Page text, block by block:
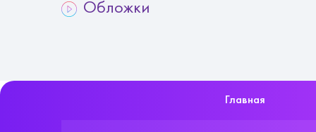
Обложки
Главная